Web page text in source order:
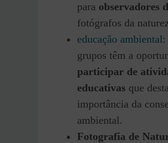
para observadores
fotógrafos da
educação ambiental
grupos têm a
participar de
educativas que
importância da
ambiental.
Fotografia de